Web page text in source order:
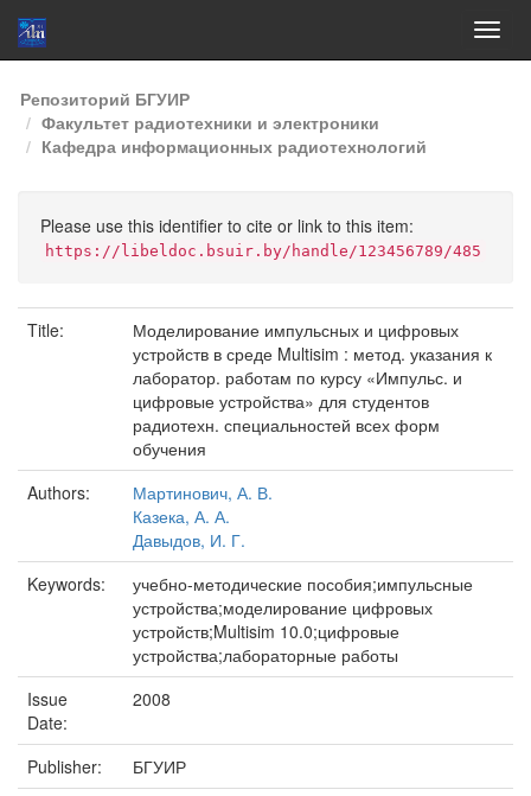
Skip
navigation
Репозиторий БГУИР
Факультет радиотехники и электроники
Кафедра информационных радиотехнологий
Please use this identifier to cite or link to this item:
https://libeldoc.bsuir.by/handle/123456789/485
Title:
Моделирование импульсных и цифровых
устройств в среде Multisim : метод. указания к
лаборатор. работам по курсу «Импульс. и
цифровые устройства» для студентов
радиотехн. специальностей всех форм
обучения
Authors:
Мартинович, А. В.
Казека, А. А.
Давыдов, И. Г.
Keywords:
учебно-методические пособия;импульсные
устройства;моделирование цифровых
устройств;Multisim 10.0;цифровые
устройства;лабораторные работы
Issue
Date:
2008
Publisher:
БГУИР